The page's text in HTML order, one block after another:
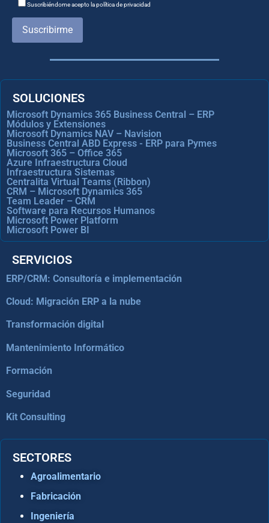
Suscribiéndome acepto la política de privacidad
Suscribirme
SOLUCIONES
Microsoft Dynamics 365 Business Central – ERP
Módulos y Extensiones
Microsoft Dynamics NAV – Navision
Business Central ABD Express - ERP para Pymes
Microsoft 365 – Office 365
Azure Infraestructura Cloud
Infraestructura Sistemas
Centralita Virtual Teams (Ribbon)
CRM – Microsoft Dynamics 365
Team Leader – CRM
Software para Recursos Humanos
Microsoft Power Platform
Microsoft Power BI
SERVICIOS
ERP/CRM: Consultoría e implementación
Cloud: Migración ERP a la nube
Transformación digital
Mantenimiento Informático
Formación
Seguridad
Kit Consulting
SECTORES
Agroalimentario
Fabricación
Ingeniería